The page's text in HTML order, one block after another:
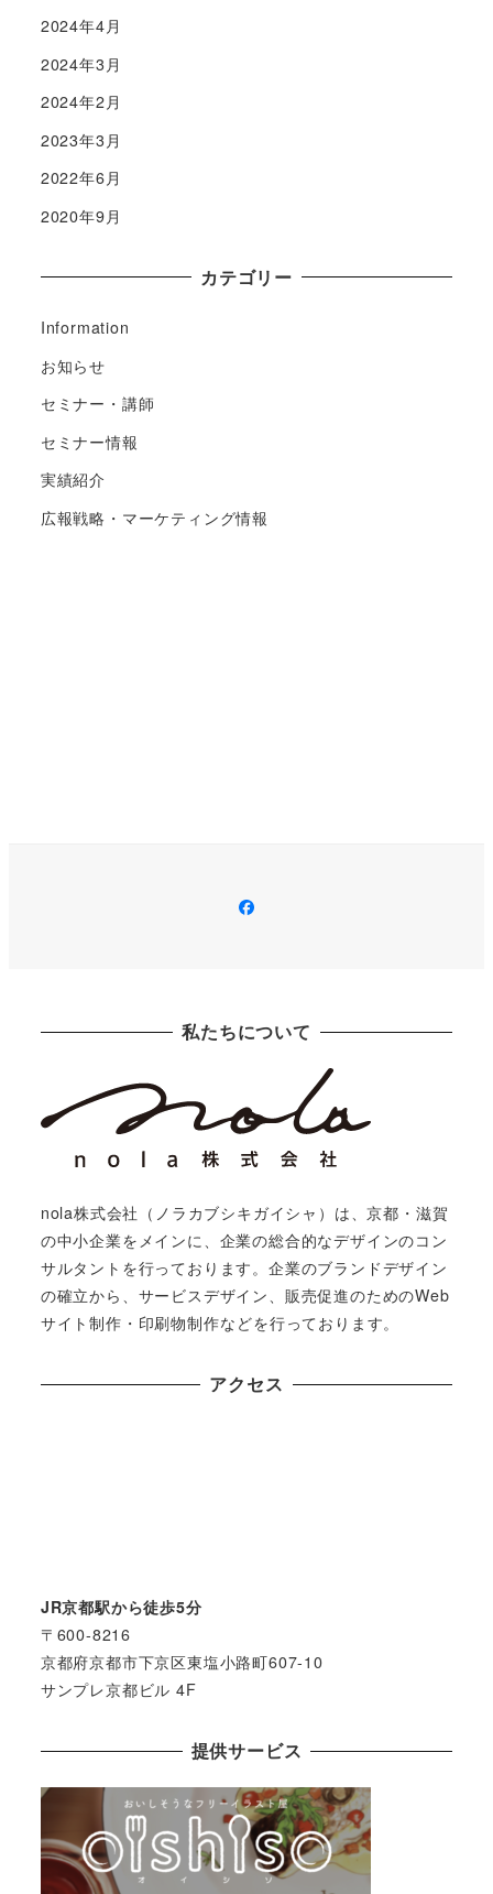
2024年4月
2024年3月
2024年2月
2023年3月
2022年6月
2020年9月
カテゴリー
Information
お知らせ
セミナー・講師
セミナー情報
実績紹介
広報戦略・マーケティング情報
Facebook
私たちについて
nola株式会社（ノラカブシキガイシャ）は、京都・滋賀
の中小企業をメインに、企業の総合的なデザインのコン
サルタントを行っております。企業のブランドデザイン
の確立から、サービスデザイン、販売促進のためのWeb
サイト制作・印刷物制作などを行っております。
アクセス
JR京都駅から徒歩5分
〒600-8216
京都府京都市下京区東塩小路町607-10
サンプレ京都ビル 4F
提供サービス